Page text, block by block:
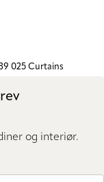
025 Curtains
og interiør.